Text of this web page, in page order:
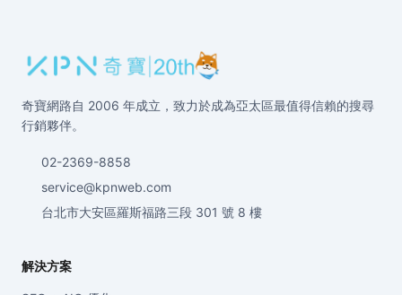
奇寶網路自 2006 年成立，致力於成為亞太區最值得信賴的搜尋
行銷夥伴。
02-2369-8858
service@kpnweb.com
台北市大安區羅斯福路三段 301 號 8 樓
解決方案